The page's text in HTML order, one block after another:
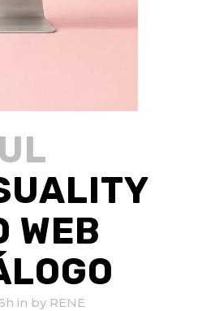
WEB
in by RENE